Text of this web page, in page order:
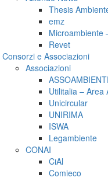
Thesis
emz
Microambiente
Revet
Consorzi e Associazioni
Associazioni
Utilitalia – Area
Unicircular
UNIRIMA
ISWA
Legambiente
CONAI
CiAl
Comieco